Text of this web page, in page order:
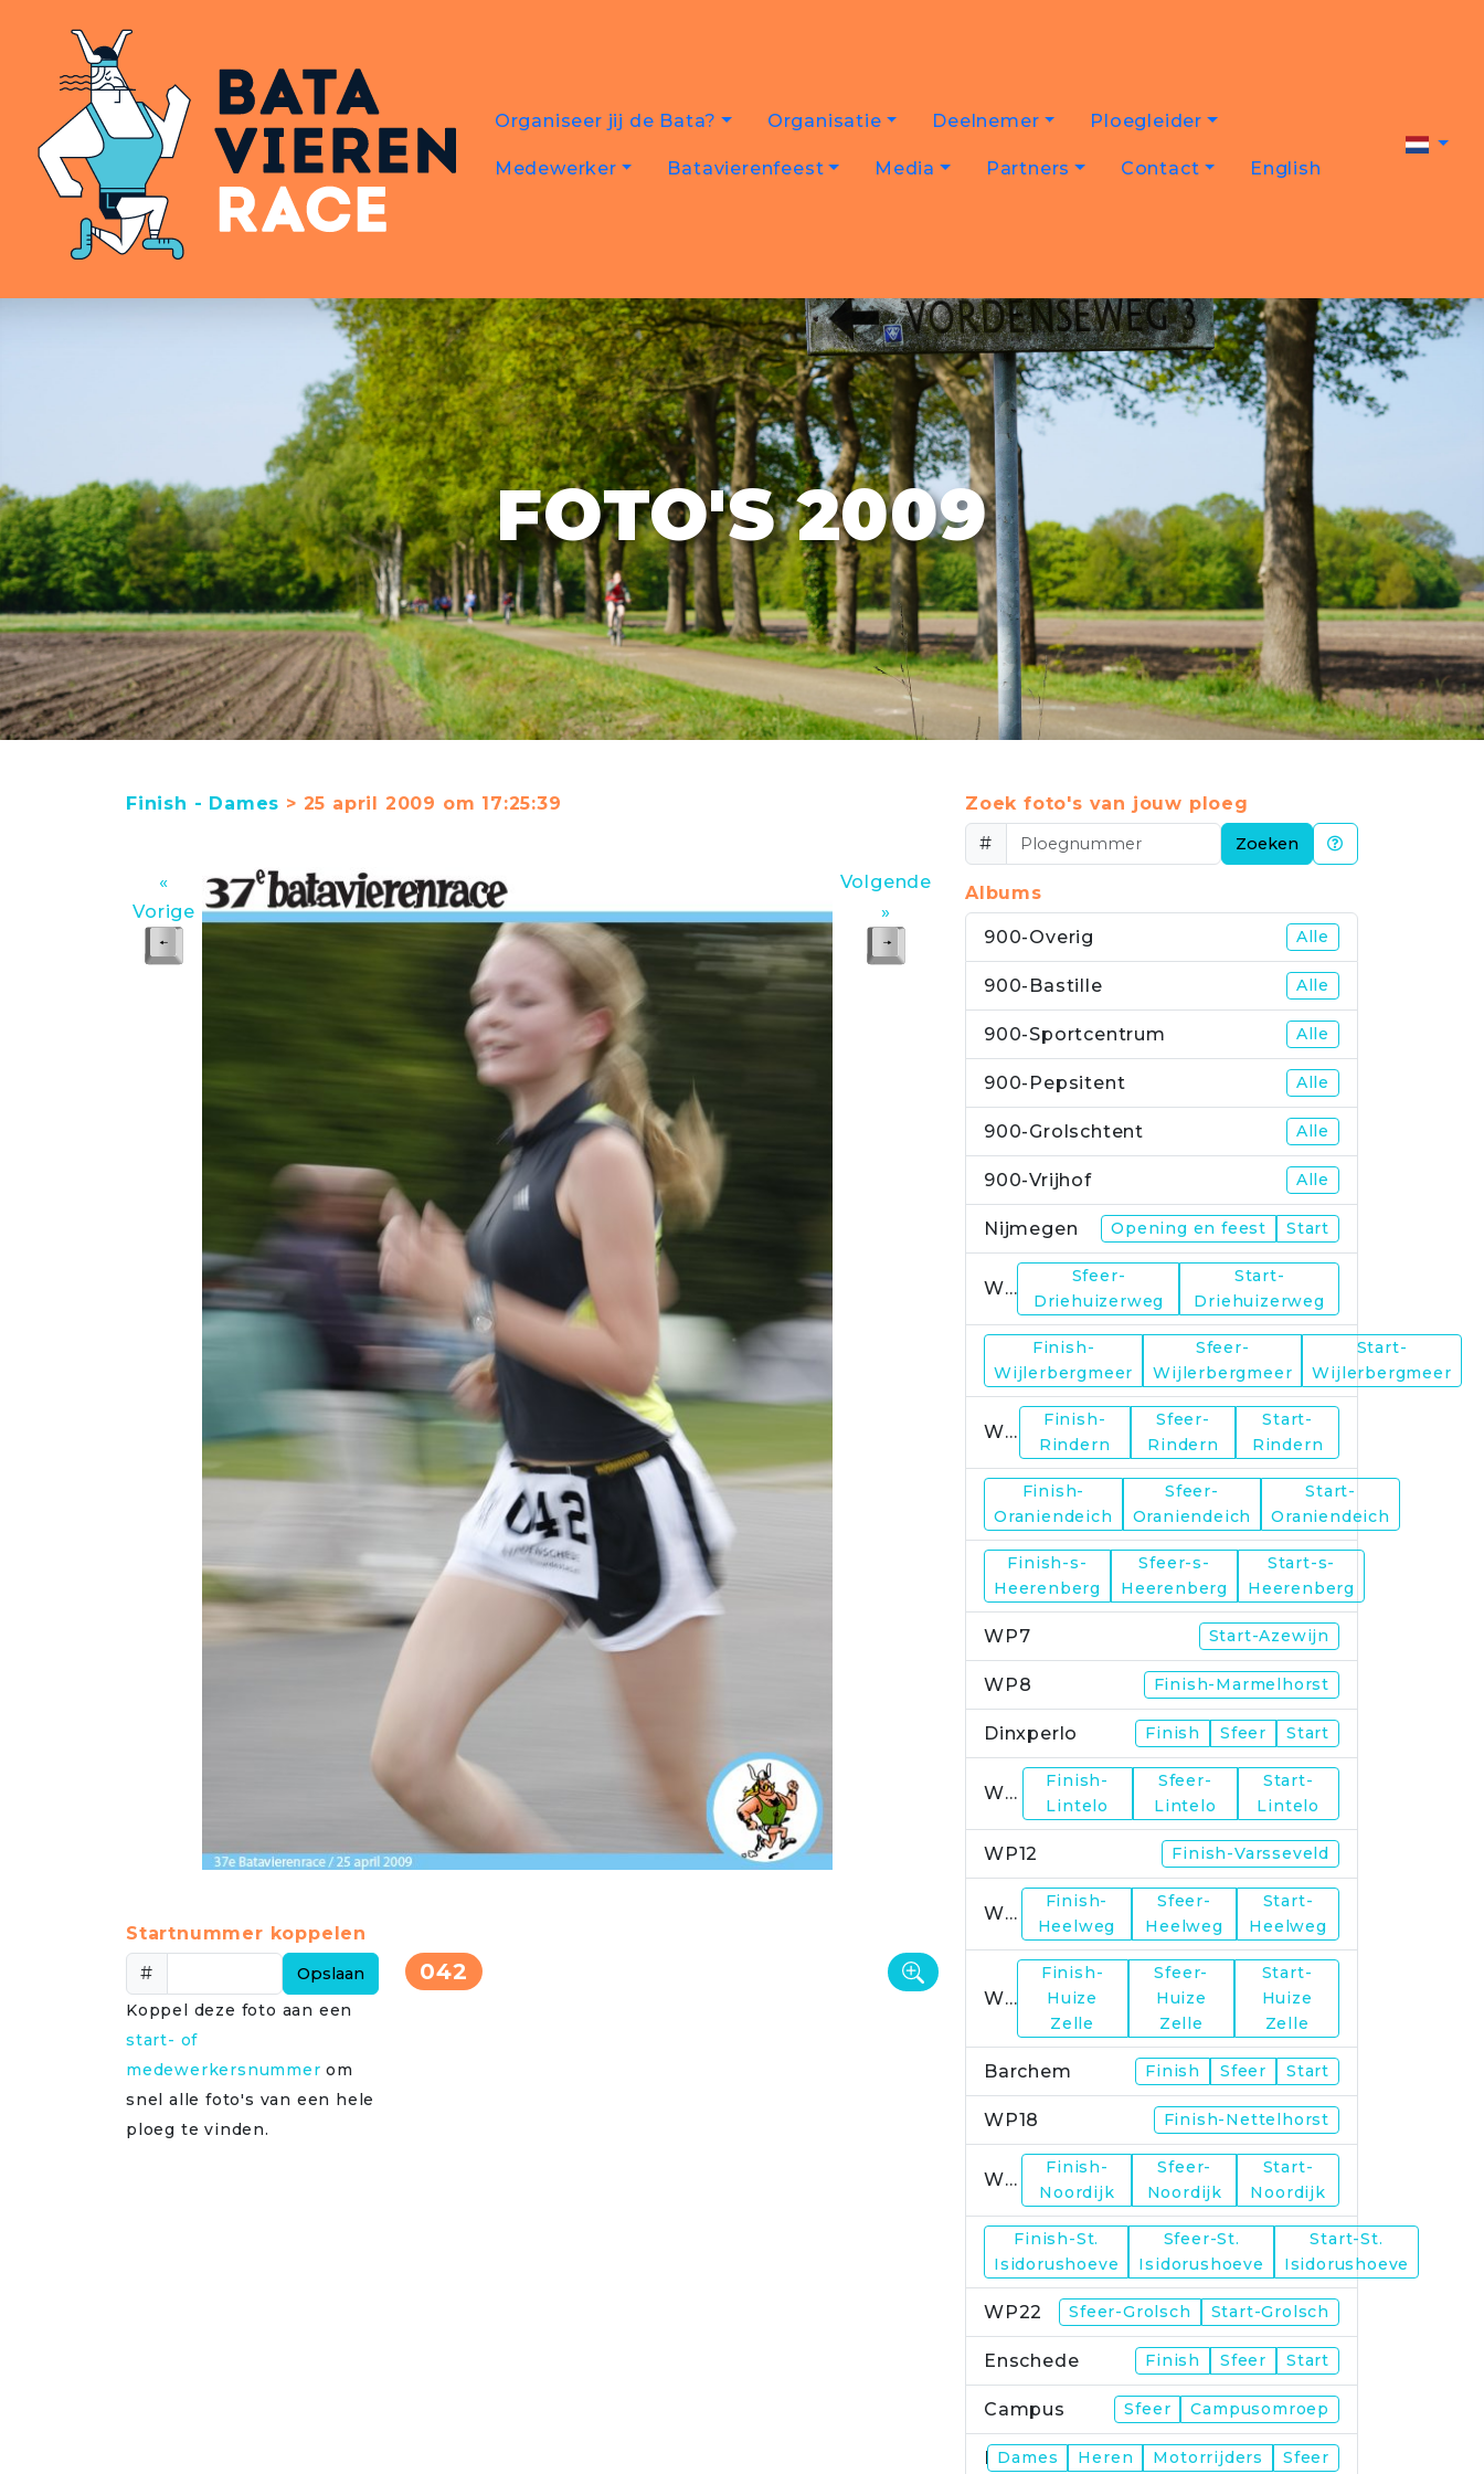
Organiseer jij de Bata? Organisatie Deelnemer Ploegleider
Medewerker Batavierenfeest Media Partners Contact English
FOTO'S 2009
Finish - Dames > 25 april 2009 om 17:25:39
«
Vorige
Volgende
»
Startnummer koppelen
#
Opslaan
Koppel deze foto aan een
start- of
medewerkersnummer om
snel alle foto's van een hele
ploeg te vinden.
042
Zoek foto's van jouw ploeg
#
Zoeken
Albums
900-Overig Alle
900-Bastille Alle
900-Sportcentrum Alle
900-Pepsitent Alle
900-Grolschtent Alle
900-Vrijhof Alle
Nijmegen Opening en feest Start
WP1
Sfeer-
Driehuizerweg
Start-
Driehuizerweg
Finish-
Wijlerbergmeer
Sfeer-
Wijlerbergmeer
Start-
Wijlerbergmeer
WP4
Finish-
Rindern
Sfeer-
Rindern
Start-
Rindern
Finish-
Oraniendeich
Sfeer-
Oraniendeich
Start-
Oraniendeich
Finish-s-
Heerenberg
Sfeer-s-
Heerenberg
Start-s-
Heerenberg
WP7 Start-Azewijn
WP8 Finish-Marmelhorst
Dinxperlo Finish Sfeer Start
WP11
Finish-
Lintelo
Sfeer-
Lintelo
Start-
Lintelo
WP12 Finish-Varsseveld
WP13
Finish-
Heelweg
Sfeer-
Heelweg
Start-
Heelweg
WP15
Finish-
Huize
Zelle
Sfeer-
Huize
Zelle
Start-
Huize
Zelle
Barchem Finish Sfeer Start
WP18 Finish-Nettelhorst
WP19
Finish-
Noordijk
Sfeer-
Noordijk
Start-
Noordijk
Finish-St.
Isidorushoeve
Sfeer-St.
Isidorushoeve
Start-St.
Isidorushoeve
WP22 Sfeer-Grolsch Start-Grolsch
Enschede Finish Sfeer Start
Campus Sfeer Campusomroep
Finish
Dames Heren Motorrijders Sfeer